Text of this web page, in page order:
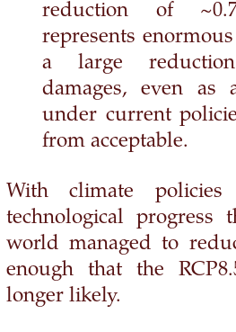
reduction of
represents
a large
damages, even as
under current
from acceptable.
With climate
technological progress
world managed to
enough that the
longer likely.